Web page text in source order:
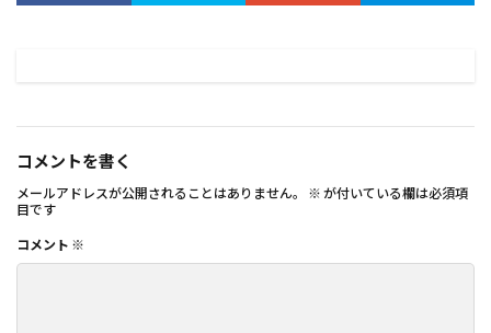
コメントを書く
メールアドレスが公開されることはありません。 ※ が付いている欄は必須項
目です
コメント ※